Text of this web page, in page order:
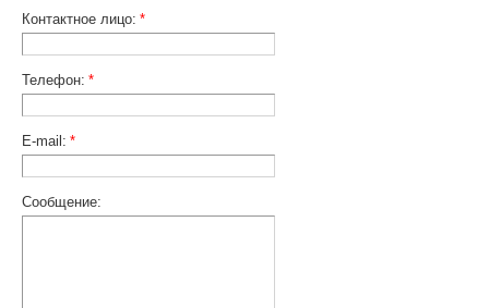
Контактное лицо: *
Телефон: *
E-mail: *
Сообщение: